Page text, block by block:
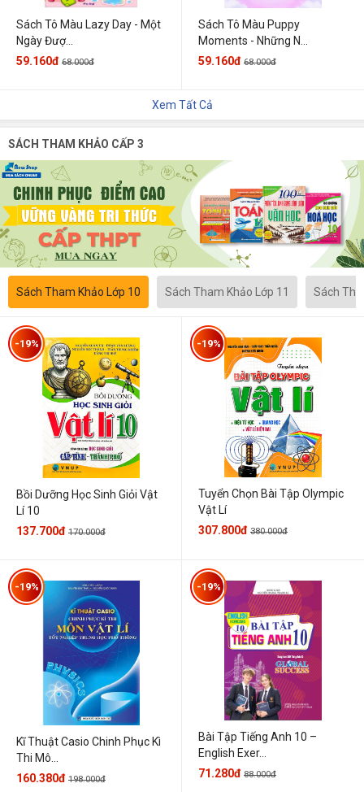
Sách Tô Màu Lazy Day - Một
Ngày Đượ...
59.160đ 68.000đ
Sách Tô Màu Puppy
Moments - Những N...
59.160đ 68.000đ
Xem Tất Cả
SÁCH THAM KHẢO CẤP 3
Sách Tham Khảo Lớp 10 Sách Tham Khảo Lớp 11 Sách
Bồi Dưỡng Học Sinh Giỏi Vật
Lí 10
-19%
137.700đ 170.000đ
Tuyển Chọn Bài Tập Olympic
Vật Lí
-19%
307.800đ 380.000đ
Kĩ Thuật Casio Chinh Phục Kì
Thi Mô...
-19%
160.380đ 198.000đ
Bài Tập Tiếng Anh 10 –
English Exer...
-19%
71.280đ 88.000đ